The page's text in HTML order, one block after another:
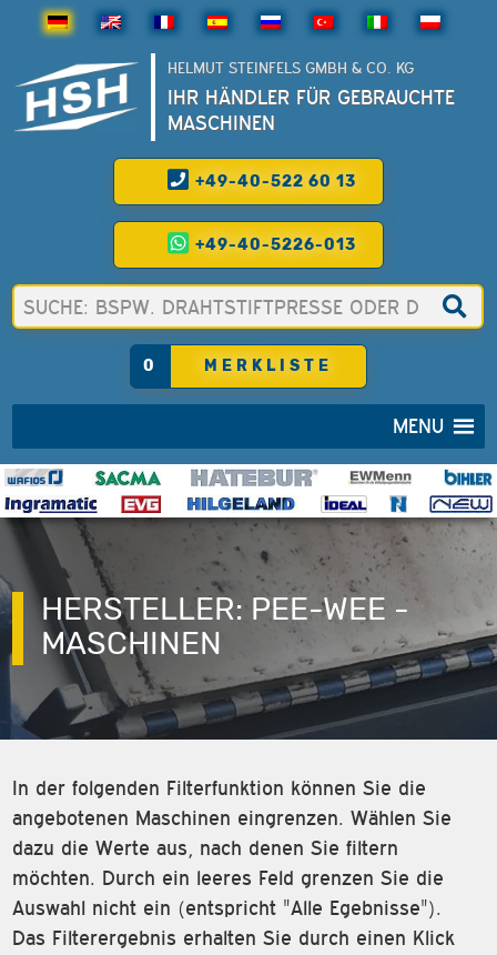
HELMUT STEINFELS GMBH & CO. KG
IHR HÄNDLER FÜR GEBRAUCHTE
MASCHINEN
+49-40-522 60 13
+49-40-5226-013
0 MERKLISTE
MENU
HERSTELLER: PEE-WEE -
MASCHINEN
In der folgenden Filterfunktion können Sie die
angebotenen Maschinen eingrenzen. Wählen Sie
dazu die Werte aus, nach denen Sie filtern
möchten. Durch ein leeres Feld grenzen Sie die
Auswahl nicht ein (entspricht "Alle Egebnisse").
Das Filterergebnis erhalten Sie durch einen Klick